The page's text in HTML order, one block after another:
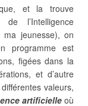
et la trouve
l’Intelligence
jeunesse), on
programme est
figées dans la
et d’autre
valeurs,
artificielle où